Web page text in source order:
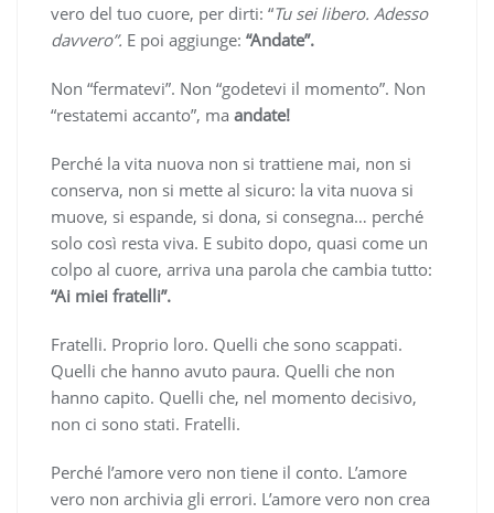
vero del tuo cuore, per dirti: “Tu sei libero. Adesso
davvero”. E poi aggiunge: “Andate”.
Non “fermatevi”. Non “godetevi il momento”. Non
“restatemi accanto”, ma andate!
Perché la vita nuova non si trattiene mai, non si
conserva, non si mette al sicuro: la vita nuova si
muove, si espande, si dona, si consegna… perché
solo così resta viva. E subito dopo, quasi come un
colpo al cuore, arriva una parola che cambia tutto:
“Ai miei fratelli”.
Fratelli. Proprio loro. Quelli che sono scappati.
Quelli che hanno avuto paura. Quelli che non
hanno capito. Quelli che, nel momento decisivo,
non ci sono stati. Fratelli.
Perché l’amore vero non tiene il conto. L’amore
vero non archivia gli errori. L’amore vero non crea